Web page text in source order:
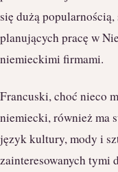
się dużą
planujących pracę w
niemieckimi firmami.
Francuski, choć nieco
niemiecki, również ma
język kultury, mody i
zainteresowanych tymi